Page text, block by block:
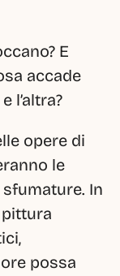
E
accade
l’altra?
opere di
le
In
possa